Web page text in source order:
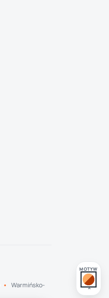
MOTYW
Warmińsko-